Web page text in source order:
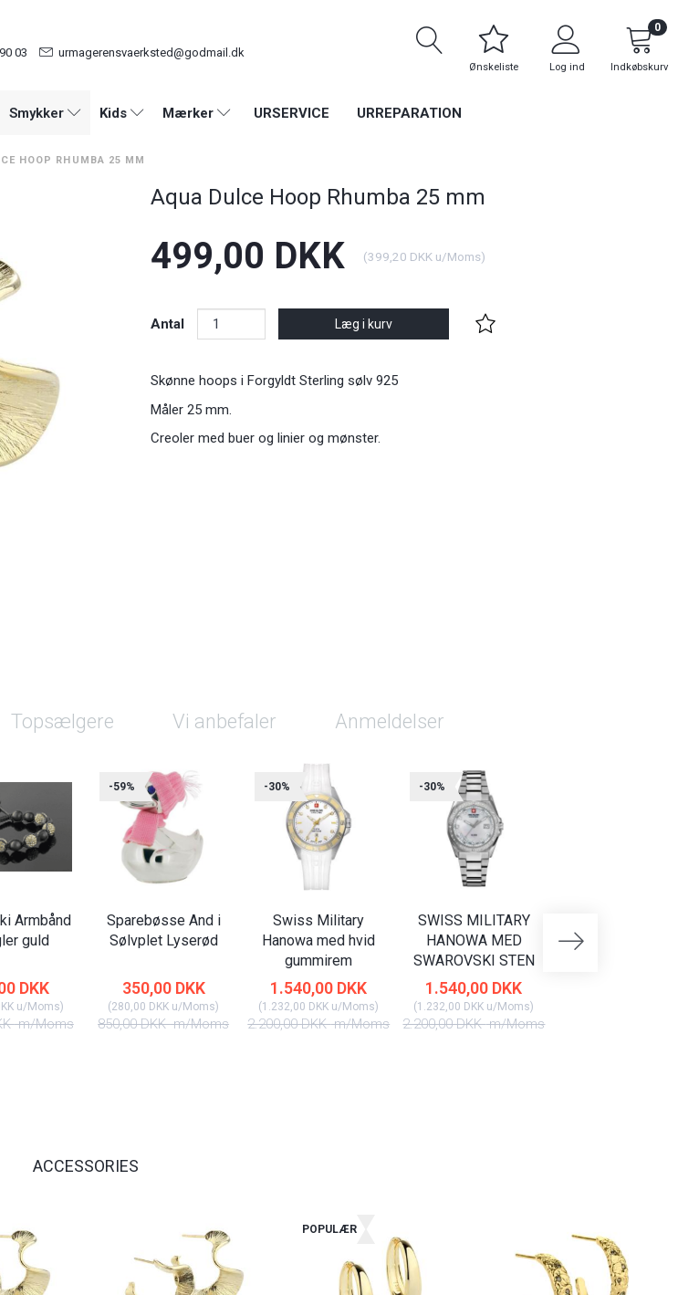
03 urmagerensvaerksted@godmail.dk
Ønskeliste Log ind Indkøbskurv
0
Smykker Kids Mærker URSERVICE URREPARATION
HOOP RHUMBA 25 MM
Aqua Dulce Hoop Rhumba 25 mm
499,00 DKK (399,20 DKK u/Moms)
Antal Læg i kurv
Skønne hoops i Forgyldt Sterling sølv 925
Måler 25 mm.
Creoler med buer og linier og mønster.
Topsælgere Vi anbefaler Anmeldelser
Armbånd
guld
DKK
u/Moms)
m/Moms
-59%
Sparebøsse And i
Sølvplet Lyserød
350,00 DKK
(280,00 DKK u/Moms)
850,00 DKKm/Moms
-30%
Swiss Military
Hanowa med hvid
gummirem
1.540,00 DKK
(1.232,00 DKK u/Moms)
2.200,00 DKKm/Moms
-30%
SWISS MILITARY
HANOWA MED
SWAROVSKI STEN
1.540,00 DKK
(1.232,00 DKK u/Moms)
2.200,00 DKKm/Moms
HANOWA MED DAG
ACCESSORIES
POPULÆR